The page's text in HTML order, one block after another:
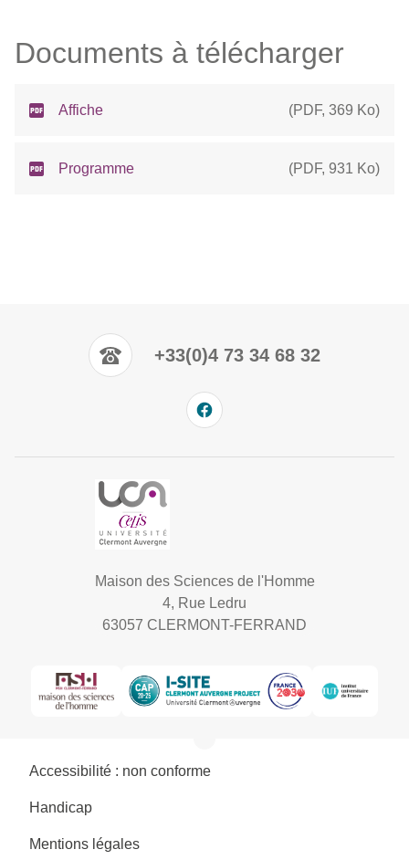
Documents à télécharger
Affiche (PDF, 369 Ko)
Programme (PDF, 931 Ko)
+33(0)4 73 34 68 32
Maison des Sciences de l'Homme
4, Rue Ledru
63057 CLERMONT-FERRAND
Accessibilité : non conforme
Handicap
Mentions légales